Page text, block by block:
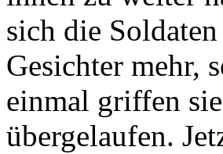
sich die
Gesichter mehr,
einmal griffen
übergelaufen.